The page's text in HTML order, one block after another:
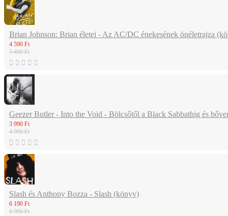
Brian Johnson: Brian életei - Az AC/DC énekesének önéletrajza
4 590 Ft
5 490 Ft
Geezer Butler - Into the Void - Bölcsőtől a Black Sabbathig és
3 990 Ft
4 990 Ft
Slash és Anthony Bozza - Slash (könyv)
6 190 Ft
6 990 Ft